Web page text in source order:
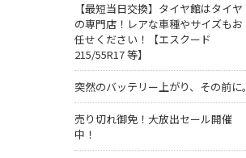
【最短当日交換】タイヤ館はタイヤ
の専門店！レアな車種やサイズもお
任せください！【エスクード
215/55R17 等】
突然のバッテリー上がり、その前に。
売り切れ御免！大放出セール開催
中！